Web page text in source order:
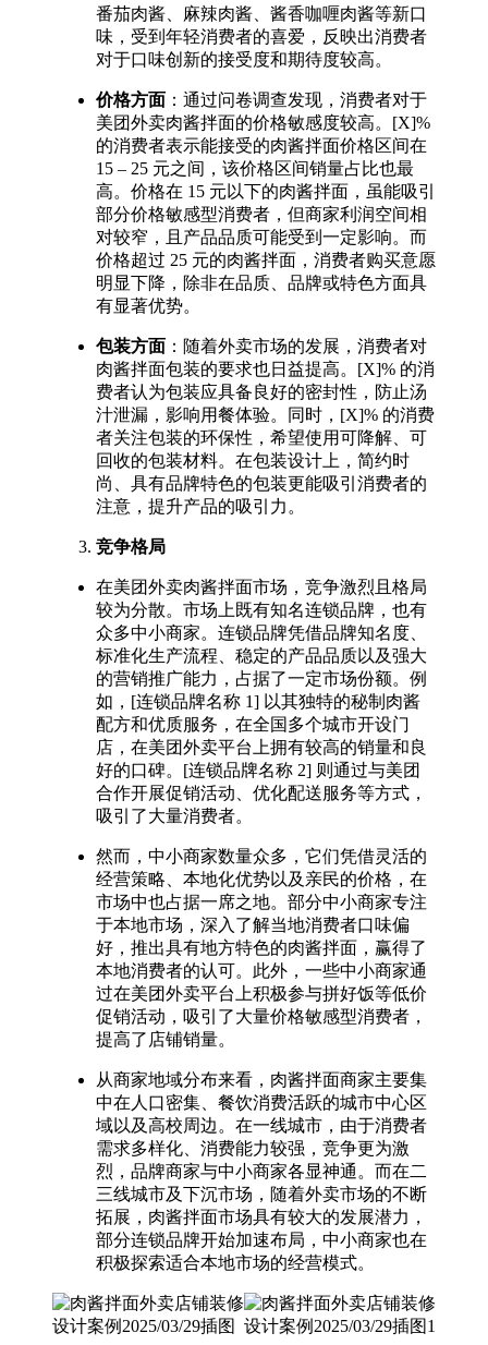
番茄肉酱、麻辣肉酱、酱香咖喱肉酱等新口
味，受到年轻消费者的喜爱，反映出消费者
对于口味创新的接受度和期待度较高。​
价格方面 ：通过问卷调查发现，消费者对于
美团外卖肉酱拌面的价格敏感度较高。[X]%
的消费者表示能接受的肉酱拌面价格区间在
15 – 25 元之间，该价格区间销量占比也最
高。价格在 15 元以下的肉酱拌面，虽能吸引
部分价格敏感型消费者，但商家利润空间相
对较窄，且产品品质可能受到一定影响。而
价格超过 25 元的肉酱拌面，消费者购买意愿
明显下降，除非在品质、品牌或特色方面具
有显著优势。​
包装方面 ：随着外卖市场的发展，消费者对
肉酱拌面包装的要求也日益提高。[X]% 的消
费者认为包装应具备良好的密封性，防止汤
汁泄漏，影响用餐体验。同时，[X]% 的消费
者关注包装的环保性，希望使用可降解、可
回收的包装材料。在包装设计上，简约时
尚、具有品牌特色的包装更能吸引消费者的
注意，提升产品的吸引力。​
竞争格局
在美团外卖肉酱拌面市场，竞争激烈且格局
较为分散。市场上既有知名连锁品牌，也有
众多中小商家。连锁品牌凭借品牌知名度、
标准化生产流程、稳定的产品品质以及强大
的营销推广能力，占据了一定市场份额。例
如，[连锁品牌名称 1] 以其独特的秘制肉酱
配方和优质服务，在全国多个城市开设门
店，在美团外卖平台上拥有较高的销量和良
好的口碑。[连锁品牌名称 2] 则通过与美团
合作开展促销活动、优化配送服务等方式，
吸引了大量消费者。​
然而，中小商家数量众多，它们凭借灵活的
经营策略、本地化优势以及亲民的价格，在
市场中也占据一席之地。部分中小商家专注
于本地市场，深入了解当地消费者口味偏
好，推出具有地方特色的肉酱拌面，赢得了
本地消费者的认可。此外，一些中小商家通
过在美团外卖平台上积极参与拼好饭等低价
促销活动，吸引了大量价格敏感型消费者，
提高了店铺销量。​
从商家地域分布来看，肉酱拌面商家主要集
中在人口密集、餐饮消费活跃的城市中心区
域以及高校周边。在一线城市，由于消费者
需求多样化、消费能力较强，竞争更为激
烈，品牌商家与中小商家各显神通。而在二
三线城市及下沉市场，随着外卖市场的不断
拓展，肉酱拌面市场具有较大的发展潜力，
部分连锁品牌开始加速布局，中小商家也在
积极探索适合本地市场的经营模式。